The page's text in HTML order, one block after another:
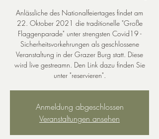
Anlässliche des Nationalfeiertages findet am
22. Oktober 2021 die traditionelle "Große
Flaggenparade" unter strengsten Covid19 -
Sicherheitsvorkehrungen als geschlossene
Veranstaltung in der Grazer Burg statt. Diese
wird live gestreamn. Den Link dazu finden Sie
unter "reservieren".
Anmeldung abgeschlossen
Veranstaltungen ansehen